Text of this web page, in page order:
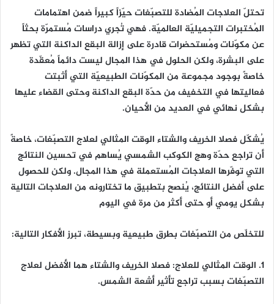
تحتلّ العلاجات المُضادة للتصبّغات حيّزاً كبيراً ضمن اهتمامات
المُختبرات التجميليّة العالميّة. فهي تُجري دراسات مُستمرّة بحثاً
عن مكوّنات ومُستحضرات قادرة على إزالة البقع الداكنة التي تظهر
على البشرة، ولكن الحلول في هذا المجال ليست دائماً مُعقّدة
خاصةً بوجود مجموعة من المكوّنات الطبيعيّة التي أثبتت
فعاليتها في التخفيف من حدّة البقع الداكنة وحتى القضاء عليها
بشكل نهائي في العديد من الأحيان.
يُشكّل فصلا الخريف والشتاء الوقت المثالي لعلاج التصبّغات، خاصةً
أن تراجع حدّة وهج الكوكب الشمسي يُساهم في تحسين النتائج
التي توفّرها العلاجات المُستعملة في هذا المجال. ولكن للحصول
على أفضل النتائج، يُنصح بتطبيق ما تختارونه من العلاجات التالية
بشكل يومي أو حتى أكثر من مرة في اليوم
للتخلّص من التصبّغات بطرق طبيعية وبسيطة، تبرز الأفكار التالية:
1. الوقت المثالي للعلاج: فصلا الخريف والشتاء هما الأفضل لعلاج
التصبّغات بسبب تراجع تأثير أشعة الشمس.